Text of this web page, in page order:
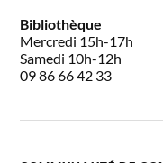
Bibliothèque
Mercredi 15h-17h
Samedi 10h-12h
09 86 66 42 33